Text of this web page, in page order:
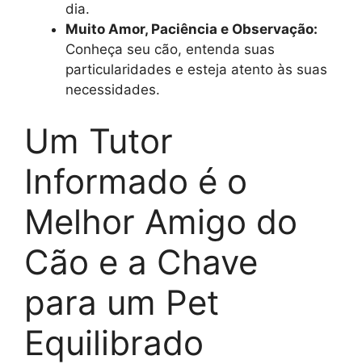
dia.
Muito Amor, Paciência e Observação:
Conheça seu cão, entenda suas
particularidades e esteja atento às suas
necessidades.
Um Tutor
Informado é o
Melhor Amigo do
Cão e a Chave
para um Pet
Equilibrado